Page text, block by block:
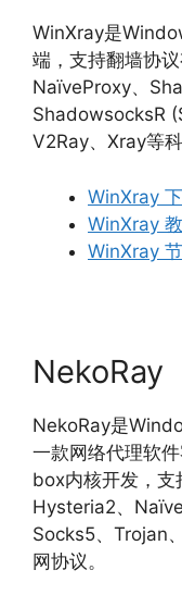
WinXray是
端，支持翻墙协
NaïveProxy、
ShadowsocksR
V2Ray、Xray等科
WinXray
WinXray
WinXray
NekoRay
NekoRay是
一款网络代理软
box内核开发，支
Hysteria2、
Socks5、Trojan
网协议。